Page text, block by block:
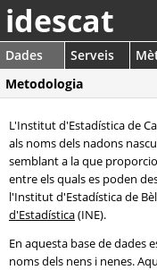
idescat
Dades Serveis
Metodologia
L'Institut d'Estadística de
als noms dels nadons
semblant a la que
entre els quals es poden
l'Institut d'Estadística de
d'Estadística(INE).
En aquesta base de dades
noms dels nens i nenes.